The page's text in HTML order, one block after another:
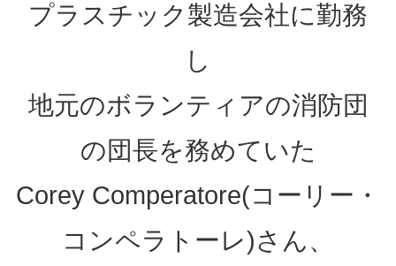
プラスチック製造会社に勤務
し
地元のボランティアの消防団
の団長を務めていた
Corey Comperatore(コーリー・
コンペラトーレ)さん、